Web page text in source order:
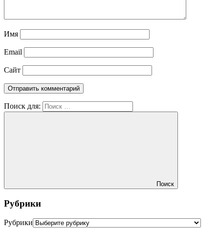
Имя
Email
Сайт
Поиск для:
Поиск
Рубрики
Рубрики